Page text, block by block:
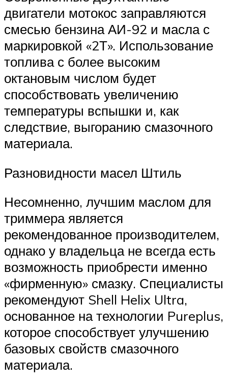
двигатели мотокос заправляются
смесью бензина АИ-92 и масла с
маркировкой «2Т». Использование
топлива с более высоким
октановым числом будет
способствовать увеличению
температуры вспышки и, как
следствие, выгоранию смазочного
материала.
Разновидности масел Штиль
Несомненно, лучшим маслом для
триммера является
рекомендованное производителем,
однако у владельца не всегда есть
возможность приобрести именно
«фирменную» смазку. Специалисты
рекомендуют Shell Helix Ultra,
основанное на технологии Pureplus,
которое способствует улучшению
базовых свойств смазочного
материала.